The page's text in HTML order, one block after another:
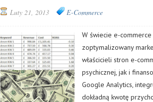
Luty 21, 2013 E-Commerce
W świecie e-
zoptymalizowany
właścicieli stron e-
psychicznej, jak i
Google Analytics,
dokładną kwotę